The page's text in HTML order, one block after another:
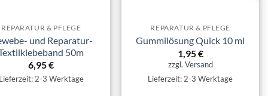
REPARATUR & PFLEGE
und Reparatur-
50m
6,95€
Lieferzeit: 2-3 Werktage
REPARATUR & PFLEGE
Gummilösung Quick 10 ml
1,95€
zzgl. Versand
Lieferzeit: 2-3 Werktage